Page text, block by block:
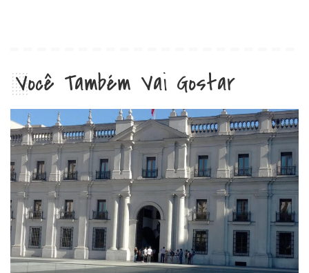
Você Também Vai Gostar